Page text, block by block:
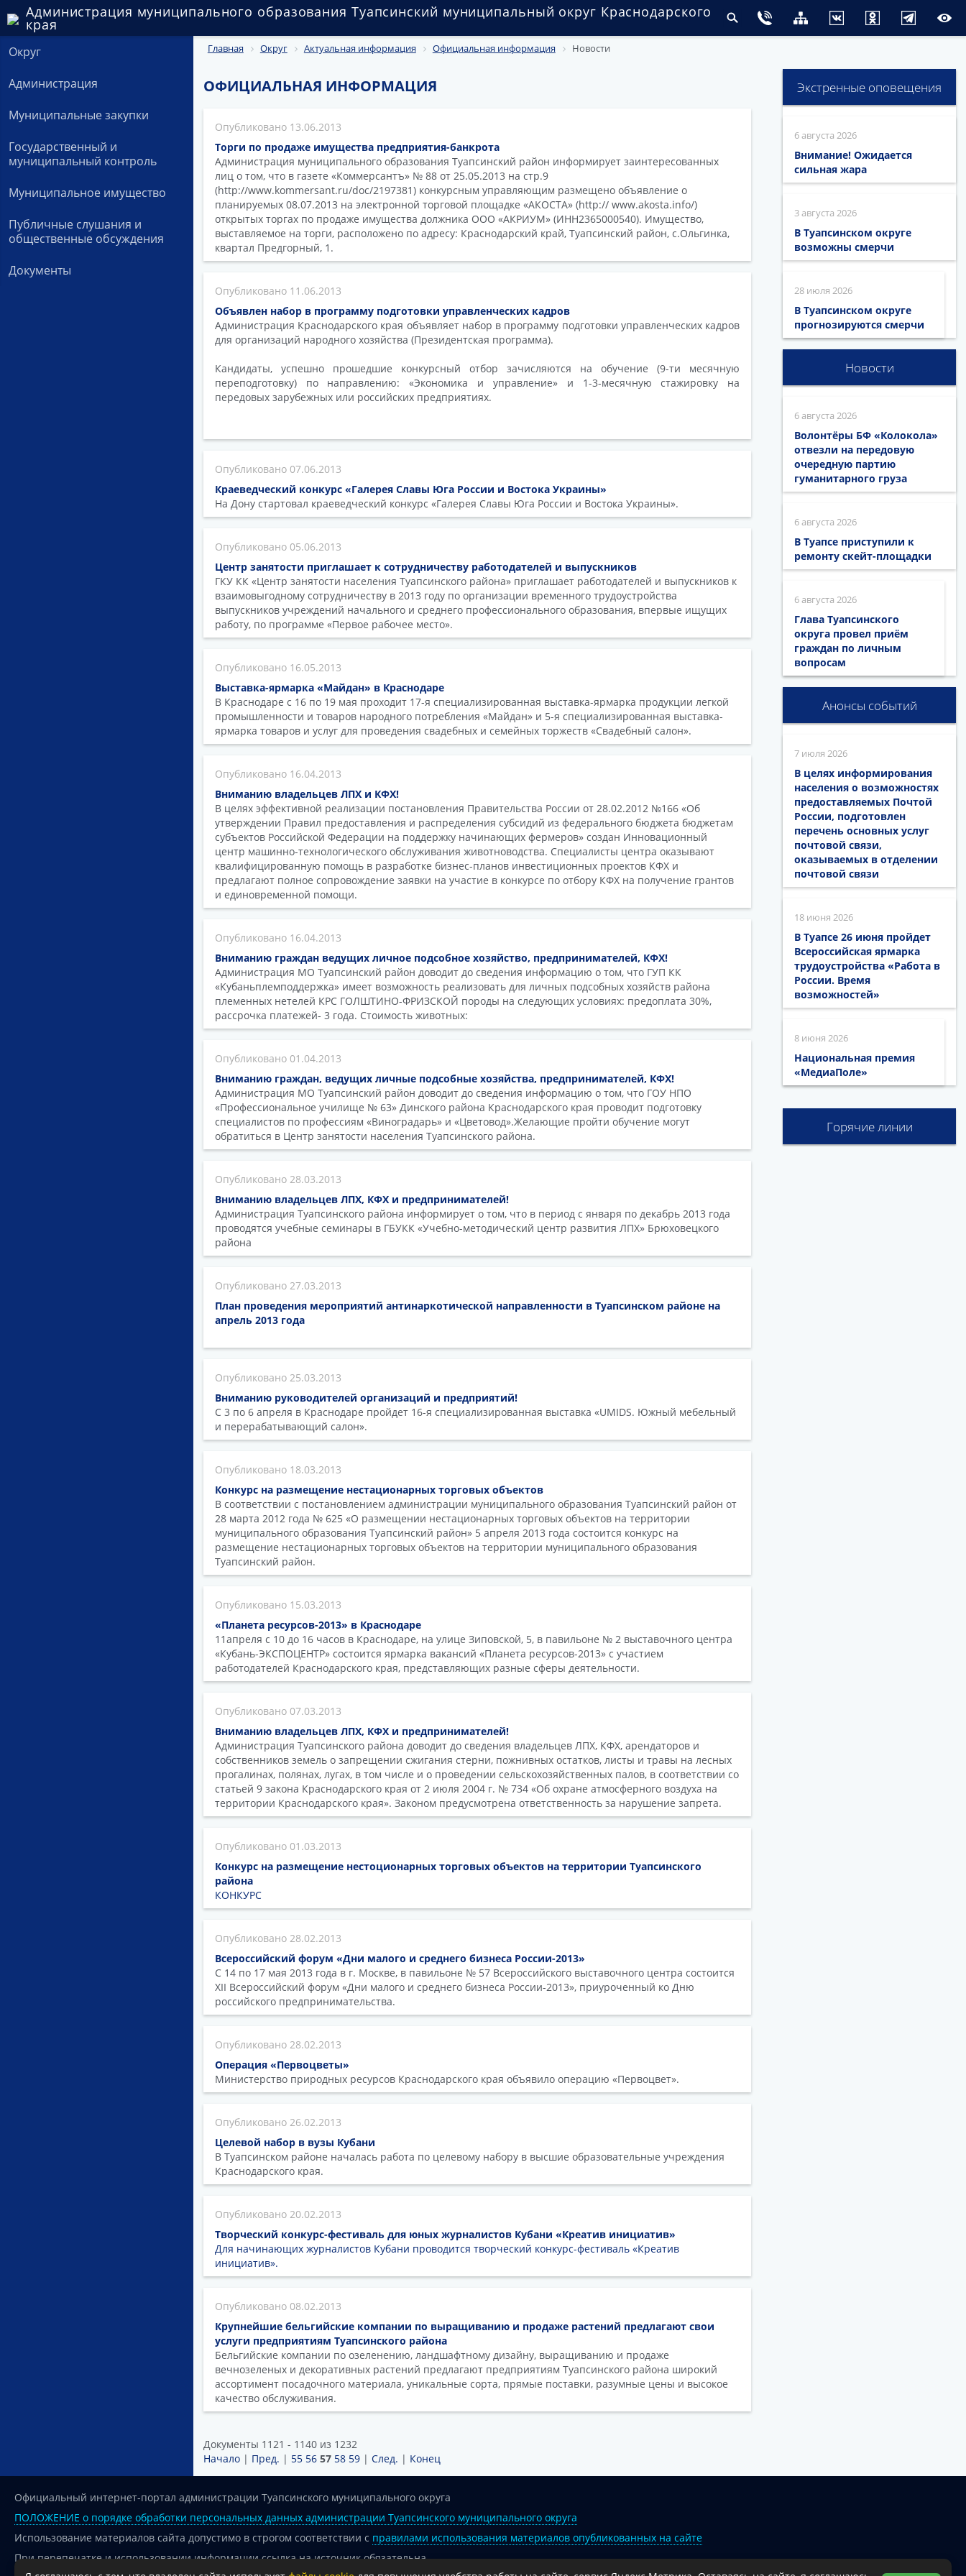
Администрация муниципального образования Туапсинский муниципальный округ Краснодарского
края
Округ
Администрация
Муниципальные закупки
Государственный и
муниципальный контроль
Муниципальное имущество
Публичные слушания и
общественные обсуждения
Документы
Главная Округ Актуальная информация Официальная информация Новости
ОФИЦИАЛЬНАЯ ИНФОРМАЦИЯ
13.06.2013
Торги по продаже имущества предприятия-банкрота
Администрация муниципального образования Туапсинский район информирует заинтересованных
лиц о том, что в газете «Коммерсантъ» № 88 от 25.05.2013 на стр.9
(http://www.kommersant.ru/doc/2197381) конкурсным управляющим размещено объявление о
планируемых 08.07.2013 на электронной торговой площадке «АКОСТА» (http:// www.akosta.info/)
открытых торгах по продаже имущества должника ООО «АКРИУМ» (ИНН2365000540). Имущество,
выставляемое на торги, расположено по адресу: Краснодарский край, Туапсинский район, с.Ольгинка,
квартал Предгорный, 1.
11.06.2013
Объявлен набор в программу подготовки управленческих кадров
Администрация Краснодарского края объявляет набор в программу подготовки управленческих кадров
для организаций народного хозяйства (Президентская программа).
Кандидаты, успешно прошедшие конкурсный отбор зачисляются на обучение (9-ти месячную
переподготовку) по направлению: «Экономика и управление» и 1-3-месячную стажировку на
передовых зарубежных или российских предприятиях.
07.06.2013
Краеведческий конкурс «Галерея Славы Юга России и Востока Украины»
На Дону стартовал краеведческий конкурс «Галерея Славы Юга России и Востока Украины».
05.06.2013
Центр занятости приглашает к сотрудничеству работодателей и выпускников
ГКУ КК «Центр занятости населения Туапсинского района» приглашает работодателей и выпускников к
взаимовыгодному сотрудничеству в 2013 году по организации временного трудоустройства
выпускников учреждений начального и среднего профессионального образования, впервые ищущих
работу, по программе «Первое рабочее место».
16.05.2013
Выставка-ярмарка «Майдан» в Краснодаре
В Краснодаре с 16 по 19 мая проходит 17-я специализированная выставка-ярмарка продукции легкой
промышленности и товаров народного потребления «Майдан» и 5-я специализированная выставка-
ярмарка товаров и услуг для проведения свадебных и семейных торжеств «Свадебный салон».
16.04.2013
Вниманию владельцев ЛПХ и КФХ!
В целях эффективной реализации постановления Правительства России от 28.02.2012 №166 «Об
утверждении Правил предоставления и распределения субсидий из федерального бюджета бюджетам
субъектов Российской Федерации на поддержку начинающих фермеров» создан Инновационный
центр машинно-технологического обслуживания животноводства. Специалисты центра оказывают
квалифицированную помощь в разработке бизнес-планов инвестиционных проектов КФХ и
предлагают полное сопровождение заявки на участие в конкурсе по отбору КФХ на получение грантов
и единовременной помощи.
16.04.2013
Вниманию граждан ведущих личное подсобное хозяйство, предпринимателей, КФХ!
Администрация МО Туапсинский район доводит до сведения информацию о том, что ГУП КК
«Кубаньплемподдержка» имеет возможность реализовать для личных подсобных хозяйств района
племенных нетелей КРС ГОЛШТИНО-ФРИЗСКОЙ породы на следующих условиях: предоплата 30%,
рассрочка платежей- 3 года. Стоимость животных:
01.04.2013
Вниманию граждан, ведущих личные подсобные хозяйства, предпринимателей, КФХ!
Администрация МО Туапсинский район доводит до сведения информацию о том, что ГОУ НПО
«Профессиональное училище № 63» Динского района Краснодарского края проводит подготовку
специалистов по профессиям «Виноградарь» и «Цветовод».Желающие пройти обучение могут
обратиться в Центр занятости населения Туапсинского района.
28.03.2013
Вниманию владельцев ЛПХ, КФХ и предпринимателей!
Администрация Туапсинского района информирует о том, что в период с января по декабрь 2013 года
проводятся учебные семинары в ГБУКК «Учебно-методический центр развития ЛПХ» Брюховецкого
района
27.03.2013
План проведения мероприятий антинаркотической направленности в Туапсинском районе на
апрель 2013 года
25.03.2013
Вниманию руководителей организаций и предприятий!
С 3 по 6 апреля в Краснодаре пройдет 16-я специализированная выставка «UMIDS. Южный мебельный
и перерабатывающий салон».
18.03.2013
Конкурс на размещение нестационарных торговых объектов
В соответствии с постановлением администрации муниципального образования Туапсинский район от
28 марта 2012 года № 625 «О размещении нестационарных торговых объектов на территории
муниципального образования Туапсинский район» 5 апреля 2013 года состоится конкурс на
размещение нестационарных торговых объектов на территории муниципального образования
Туапсинский район.
15.03.2013
«Планета ресурсов-2013» в Краснодаре
11апреля с 10 до 16 часов в Краснодаре, на улице Зиповской, 5, в павильоне № 2 выставочного центра
«Кубань-ЭКСПОЦЕНТР» состоится ярмарка вакансий «Планета ресурсов-2013» с участием
работодателей Краснодарского края, представляющих разные сферы деятельности.
07.03.2013
Вниманию владельцев ЛПХ, КФХ и предпринимателей!
Администрация Туапсинского района доводит до сведения владельцев ЛПХ, КФХ, арендаторов и
собственников земель о запрещении сжигания стерни, пожнивных остатков, листы и травы на лесных
прогалинах, полянах, лугах, в том числе и о проведении сельскохозяйственных палов, в соответствии со
статьей 9 закона Краснодарского края от 2 июля 2004 г. № 734 «Об охране атмосферного воздуха на
территории Краснодарского края». Законом предусмотрена ответственность за нарушение запрета.
01.03.2013
Конкурс на размещение нестоционарных торговых объектов на территории Туапсинского
района
КОНКУРС
28.02.2013
Всероссийский форум «Дни малого и среднего бизнеса России-2013»
С 14 по 17 мая 2013 года в г. Москве, в павильоне № 57 Всероссийского выставочного центра состоится
XII Всероссийский форум «Дни малого и среднего бизнеса России-2013», приуроченный ко Дню
российского предпринимательства.
28.02.2013
Операция «Первоцветы»
Министерство природных ресурсов Краснодарского края объявило операцию «Первоцвет».
26.02.2013
Целевой набор в вузы Кубани
В Туапсинском районе началась работа по целевому набору в высшие образовательные учреждения
Краснодарского края.
20.02.2013
Творческий конкурс-фестиваль для юных журналистов Кубани «Креатив инициатив»
Для начинающих журналистов Кубани проводится творческий конкурс-фестиваль «Креатив
инициатив».
08.02.2013
Крупнейшие бельгийские компании по выращиванию и продаже растений предлагают свои
услуги предприятиям Туапсинского района
Бельгийские компании по озеленению, ландшафтному дизайну, выращиванию и продаже
вечнозеленых и декоративных растений предлагают предприятиям Туапсинского района широкий
ассортимент посадочного материала, уникальные сорта, прямые поставки, разумные цены и высокое
качество обслуживания.
Документы 1121 - 1140 из 1232
Начало| Пред. | 55 56 57 58 59| След. | Конец
Экстренные оповещения
6 августа 2026
Внимание! Ожидается
сильная жара
3 августа 2026
В Туапсинском округе
возможны смерчи
28 июля 2026
В Туапсинском округе
прогнозируются смерчи
Новости
6 августа 2026
Волонтёры БФ «Колокола»
отвезли на передовую
очередную партию
гуманитарного груза
6 августа 2026
В Туапсе приступили к
ремонту скейт-площадки
6 августа 2026
Глава Туапсинского
округа провел приём
граждан по личным
вопросам
Анонсы событий
7 июля 2026
В целях информирования
населения о возможностях
предоставляемых Почтой
России, подготовлен
перечень основных услуг
почтовой связи,
оказываемых в отделении
почтовой связи
18 июня 2026
В Туапсе 26 июня пройдет
Всероссийская ярмарка
трудоустройства «Работа в
России. Время
возможностей»
8 июня 2026
Национальная премия
«МедиаПоле»
Горячие линии
Официальный интернет-портал администрации Туапсинского муниципального округа
ПОЛОЖЕНИЕ о порядке обработки персональных данных администрации Туапсинского муниципального округа
Использование материалов сайта допустимо в строгом соответствии с правилами использования материалов опубликованных на сайте
При перепечатке и использовании информации ссылка на источник обязательна.